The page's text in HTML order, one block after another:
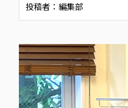
投稿者：編集部